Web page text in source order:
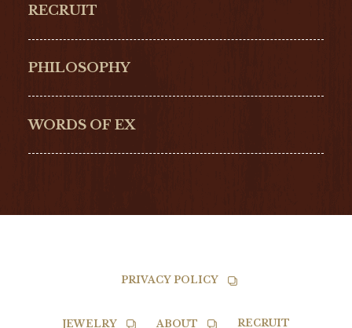
ULYSSE NARDIN
NORQAIN
TISSOT
RECRUIT
PHILOSOPHY
WORDS OF EX
PRIVACY POLICY
JEWELRY ABOUT RECRUIT